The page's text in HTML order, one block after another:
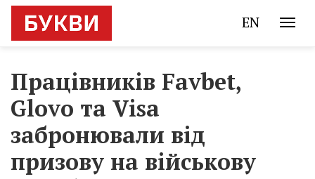
EN
Працівників Favbet,
Glovo та Visa
забронювали від
призову на військову